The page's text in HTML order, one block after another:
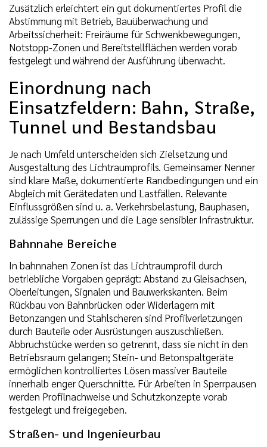
Zusätzlich erleichtert ein gut dokumentiertes Profil die
Abstimmung mit Betrieb, Bauüberwachung und
Arbeitssicherheit: Freiräume für Schwenkbewegungen,
Notstopp-Zonen und Bereitstellflächen werden vorab
festgelegt und während der Ausführung überwacht.
Einordnung nach
Einsatzfeldern: Bahn, Straße,
Tunnel und Bestandsbau
Je nach Umfeld unterscheiden sich Zielsetzung und
Ausgestaltung des Lichtraumprofils. Gemeinsamer Nenner
sind klare Maße, dokumentierte Randbedingungen und ein
Abgleich mit Gerätedaten und Lastfällen. Relevante
Einflussgrößen sind u. a. Verkehrsbelastung, Bauphasen,
zulässige Sperrungen und die Lage sensibler Infrastruktur.
Bahnnahe Bereiche
In bahnnahen Zonen ist das Lichtraumprofil durch
betriebliche Vorgaben geprägt: Abstand zu Gleisachsen,
Oberleitungen, Signalen und Bauwerkskanten. Beim
Rückbau von Bahnbrücken oder Widerlagern mit
Betonzangen und Stahlscheren sind Profilverletzungen
durch Bauteile oder Ausrüstungen auszuschließen.
Abbruchstücke werden so getrennt, dass sie nicht in den
Betriebsraum gelangen; Stein- und Betonspaltgeräte
ermöglichen kontrolliertes Lösen massiver Bauteile
innerhalb enger Querschnitte. Für Arbeiten in Sperrpausen
werden Profilnachweise und Schutzkonzepte vorab
festgelegt und freigegeben.
Straßen- und Ingenieurbau